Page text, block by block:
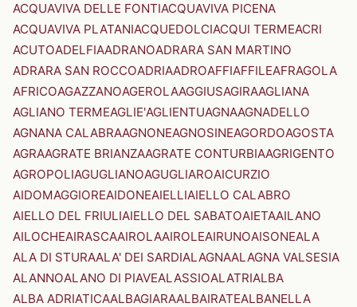
ACQUAVIVA DELLE FONTIACQUAVIVA PICENA
ACQUAVIVA PLATANIACQUEDOLCIACQUI TERMEACRI
ACUTOADELFIAADRANOADRARA SAN MARTINO
ADRARA SAN ROCCOADRIAADROAFFIAFFILEAFRAGOLA
AFRICOAGAZZANOAGEROLAAGGIUSAGIRAAGLIANA
AGLIANO TERMEAGLIE'AGLIENTUAGNAAGNADELLO
AGNANA CALABRAAGNONEAGNOSINEAGORDOAGOSTA
AGRAAGRATE BRIANZAAGRATE CONTURBIAAGRIGENTO
AGROPOLIAGUGLIANOAGUGLIAROAICURZIO
AIDOMAGGIOREAIDONEAIELLIAIELLO CALABRO
AIELLO DEL FRIULIAIELLO DEL SABATOAIETAAILANO
AILOCHEAIRASCAAIROLAAIROLEAIRUNOAISONEALA
ALA DI STURAALA' DEI SARDIALAGNAALAGNA VALSESIA
ALANNOALANO DI PIAVEALASSIOALATRIALBA
ALBA ADRIATICAALBAGIARAALBAIRATEALBANELLA